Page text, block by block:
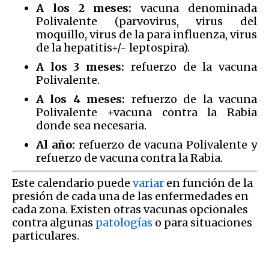
A los 2 meses:vacuna denominada
Polivalente (parvovirus, virus del
moquillo, virus de la para influenza, virus
de la hepatitis+/- leptospira).
A los 3 meses: refuerzo de la vacuna
Polivalente.
A los 4 meses: refuerzo de la vacuna
Polivalente +vacuna contra la Rabia
donde sea necesaria.
Al año: refuerzo de vacuna Polivalente y
refuerzo de vacuna contra la Rabia.
Este calendario puede variar en función de la
presión de cada una de las enfermedades en
cada zona. Existen otras vacunas opcionales
contra algunas patologías o para situaciones
particulares.